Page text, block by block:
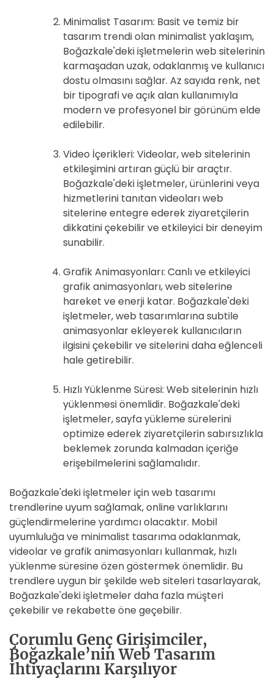
Minimalist Tasarım: Basit ve temiz bir
tasarım trendi olan minimalist yaklaşım,
Boğazkale'deki işletmelerin web sitelerinin
karmaşadan uzak, odaklanmış ve kullanıcı
dostu olmasını sağlar. Az sayıda renk, net
bir tipografi ve açık alan kullanımıyla
modern ve profesyonel bir görünüm elde
edilebilir.
Video İçerikleri: Videolar, web sitelerinin
etkileşimini artıran güçlü bir araçtır.
Boğazkale'deki işletmeler, ürünlerini veya
hizmetlerini tanıtan videoları web
sitelerine entegre ederek ziyaretçilerin
dikkatini çekebilir ve etkileyici bir deneyim
sunabilir.
Grafik Animasyonları: Canlı ve etkileyici
grafik animasyonları, web sitelerine
hareket ve enerji katar. Boğazkale'deki
işletmeler, web tasarımlarına subtile
animasyonlar ekleyerek kullanıcıların
ilgisini çekebilir ve sitelerini daha eğlenceli
hale getirebilir.
Hızlı Yüklenme Süresi: Web sitelerinin hızlı
yüklenmesi önemlidir. Boğazkale'deki
işletmeler, sayfa yükleme sürelerini
optimize ederek ziyaretçilerin sabırsızlıkla
beklemek zorunda kalmadan içeriğe
erişebilmelerini sağlamalıdır.
Boğazkale'deki işletmeler için web tasarımı
trendlerine uyum sağlamak, online varlıklarını
güçlendirmelerine yardımcı olacaktır. Mobil
uyumluluğa ve minimalist tasarıma odaklanmak,
videolar ve grafik animasyonları kullanmak, hızlı
yüklenme süresine özen göstermek önemlidir. Bu
trendlere uygun bir şekilde web siteleri tasarlayarak,
Boğazkale'deki işletmeler daha fazla müşteri
çekebilir ve rekabette öne geçebilir.
Çorumlu Genç Girişimciler,
Boğazkale’nin Web Tasarım
İhtiyaçlarını Karşılıyor